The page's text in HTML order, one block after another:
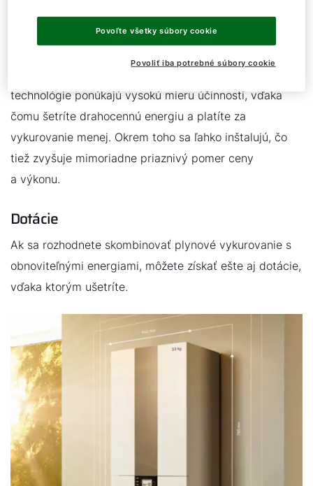
Špičkový pomer ceny a výkonu
technológie ponúkajú vysokú mieru účinnosti, vďaka
čomu šetríte drahocennú energiu a platíte za
vykurovanie menej. Okrem toho sa ľahko inštalujú, čo
tiež zvyšuje mimoriadne priaznivý pomer ceny
a výkonu.
Dotácie
Ak sa rozhodnete skombinovať plynové vykurovanie s
obnoviteľnými energiami, môžete získať ešte aj dotácie,
vďaka ktorým ušetríte.
Povoliť iba potrebné súbory cookie
Povoľte všetky súbory cookie